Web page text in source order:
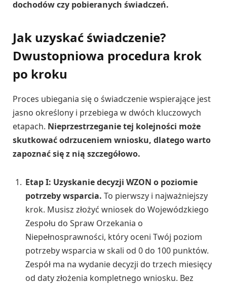
dochodów czy pobieranych świadczeń.
Jak uzyskać świadczenie?
Dwustopniowa procedura krok
po kroku
Proces ubiegania się o świadczenie wspierające jest
jasno określony i przebiega w dwóch kluczowych
etapach. Nieprzestrzeganie tej kolejności może
skutkować odrzuceniem wniosku, dlatego warto
zapoznać się z nią szczegółowo.
Etap I: Uzyskanie decyzji WZON o poziomie
potrzeby wsparcia. To pierwszy i najważniejszy
krok. Musisz złożyć wniosek do Wojewódzkiego
Zespołu do Spraw Orzekania o
Niepełnosprawności, który oceni Twój poziom
potrzeby wsparcia w skali od 0 do 100 punktów.
Zespół ma na wydanie decyzji do trzech miesięcy
od daty złożenia kompletnego wniosku. Bez